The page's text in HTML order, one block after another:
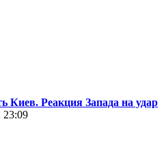
Киев. Реакция Запада на удар